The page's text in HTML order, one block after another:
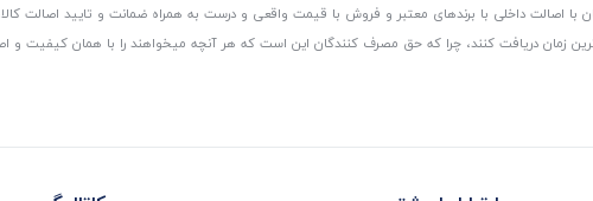
با اصالت داخلی با برندهای معتبر و فروش با قیمت واقعی و درست به همراه ضمانت و تایید
زمان دریافت کنند، چرا که حق مصرف کنندگان این است که هر آنچه میخواهند را با همان کیفیت و